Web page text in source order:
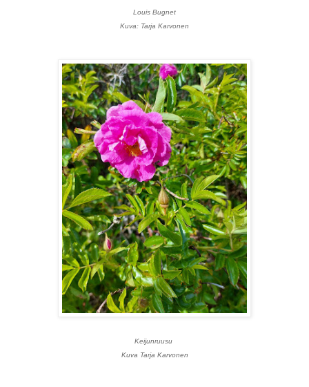
Louis Bugnet
Kuva: Tarja Karvonen
Keijunruusu
Kuva Tarja Karvonen